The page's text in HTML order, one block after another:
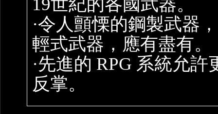
19世紀的各國武器。
·令人顫慄的鋼製武器
輕式武器，應有盡有。
·先進的 RPG 系統允
反掌。